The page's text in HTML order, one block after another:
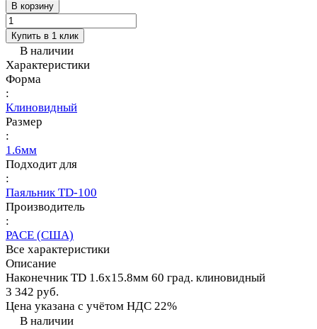
В корзину
Купить в 1 клик
В наличии
Характеристики
Форма
:
Клиновидный
Размер
:
1.6мм
Подходит для
:
Паяльник TD-100
Производитель
:
PACE (США)
Все характеристики
Описание
Наконечник TD 1.6х15.8мм 60 град. клиновидный
3 342 руб.
Цена указана с учётом НДС 22%
В наличии